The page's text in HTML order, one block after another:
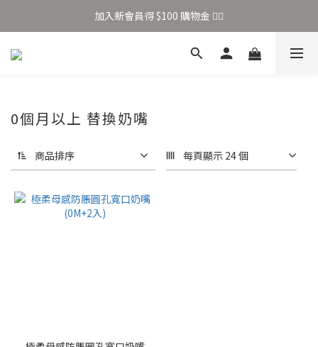
加入新會員得 $100 購物金 👉🏻
加入新會員得 $100 購物金 👉🏻
全站滿 $699 享免運
0個月以上 替換奶嘴
商品排序 每頁顯示 24 個